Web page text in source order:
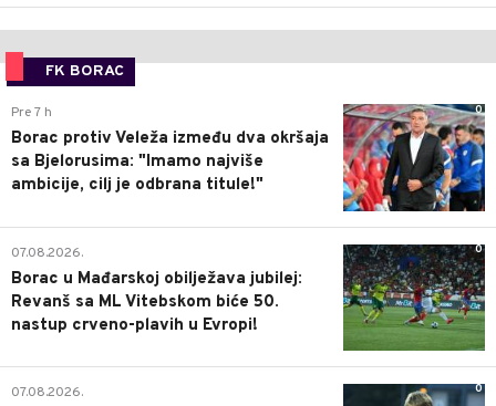
FK BORAC
0
Pre 7 h
Borac protiv Veleža između dva okršaja
sa Bjelorusima: "Imamo najviše
ambicije, cilj je odbrana titule!"
0
07.08.2026.
Borac u Mađarskoj obilježava jubilej:
Revanš sa ML Vitebskom biće 50.
nastup crveno-plavih u Evropi!
0
07.08.2026.